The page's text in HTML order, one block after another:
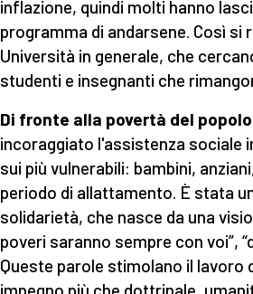
inflazione, quindi molti hanno
programma di andarsene. Così si
Università in generale, che
studenti e insegnanti che
Di fronte alla povertà del
incoraggiato l'assistenza sociale
sui più vulnerabili: bambini,
periodo di allattamento. È stata
solidarietà, che nasce da una
poveri saranno sempre con voi”,
Queste parole stimolano il lavoro